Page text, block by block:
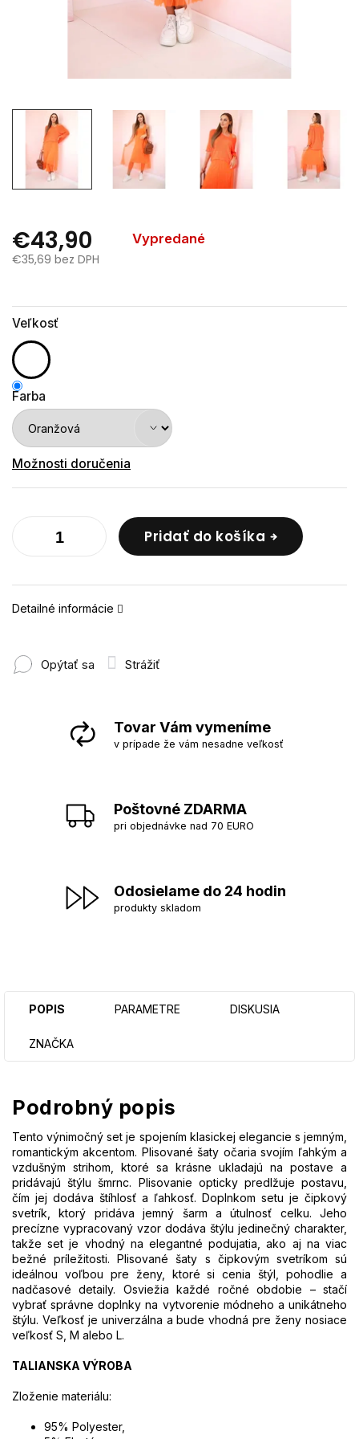
€43,90
Vypredané
€35,69 bez DPH
Veľkosť
Farba
Možnosti doručenia
Pridať do košíka
Detailné informácie
Opýtať sa Strážiť
Tovar Vám vymeníme
v prípade že vám nesadne veľkosť
Poštovné ZDARMA
pri objednávke nad 70 EURO
Odosielame do 24 hodin
produkty skladom
POPIS PARAMETRE DISKUSIA
ZNAČKA
Podrobný popis
Tento výnimočný set je spojením klasickej elegancie s jemným,
romantickým akcentom. Plisované šaty očaria svojím ľahkým a
vzdušným strihom, ktoré sa krásne ukladajú na postave a
pridávajú štýlu šmrnc. Plisovanie opticky predlžuje postavu,
čím jej dodáva štíhlosť a ľahkosť. Doplnkom setu je čipkový
svetrík, ktorý pridáva jemný šarm a útulnosť celku. Jeho
precízne vypracovaný vzor dodáva štýlu jedinečný charakter,
takže set je vhodný na elegantné podujatia, ako aj na viac
bežné príležitosti. Plisované šaty s čipkovým svetríkom sú
ideálnou voľbou pre ženy, ktoré si cenia štýl, pohodlie a
nadčasové detaily. Osviežia každé ročné obdobie – stačí
vybrať správne doplnky na vytvorenie módneho a unikátneho
štýlu. Veľkosť je univerzálna a bude vhodná pre ženy nosiace
veľkosť S, M alebo L.
TALIANSKA VÝROBA
Zloženie materiálu:
95% Polyester,